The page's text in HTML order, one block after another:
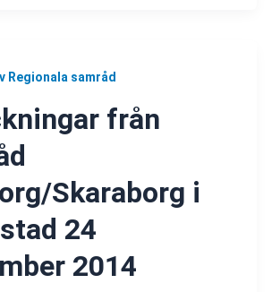
Regionala samråd
från
Skaraborg i
24
2014